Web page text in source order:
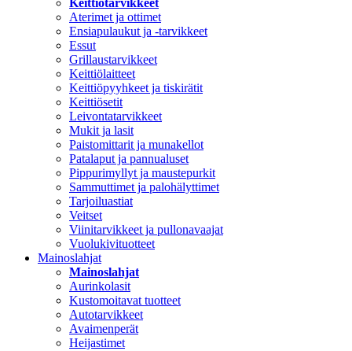
Keittiötarvikkeet
Aterimet ja ottimet
Ensiapulaukut ja -tarvikkeet
Essut
Grillaustarvikkeet
Keittiölaitteet
Keittiöpyyhkeet ja tiskirätit
Keittiösetit
Leivontatarvikkeet
Mukit ja lasit
Paistomittarit ja munakellot
Patalaput ja pannualuset
Pippurimyllyt ja maustepurkit
Sammuttimet ja palohälyttimet
Tarjoiluastiat
Veitset
Viinitarvikkeet ja pullonavaajat
Vuolukivituotteet
Mainoslahjat
Mainoslahjat
Aurinkolasit
Kustomoitavat tuotteet
Autotarvikkeet
Avaimenperät
Heijastimet